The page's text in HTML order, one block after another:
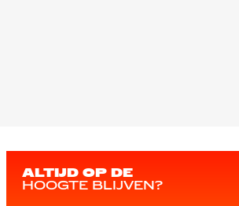
ALTIJD OP DE
HOOGTE BLIJVEN?